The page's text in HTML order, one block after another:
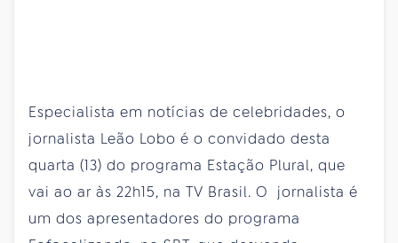
Especialista em notícias de celebridades, o
jornalista Leão Lobo é o convidado desta
quarta (13) do programa Estação Plural, que
vai ao ar às 22h15, na TV Brasil. O jornalista é
um dos apresentadores do programa